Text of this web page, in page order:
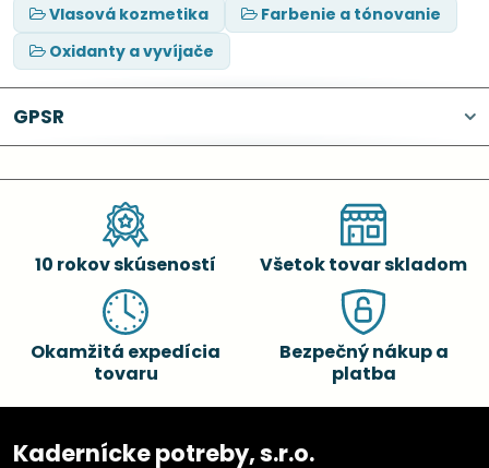
Vlasová kozmetika
Farbenie a tónovanie
Oxidanty a vyvíjače
GPSR
10 rokov skúseností Všetok tovar skladom
Okamžitá expedícia
tovaru
Bezpečný nákup a
platba
Kadernícke potreby, s.r.o.